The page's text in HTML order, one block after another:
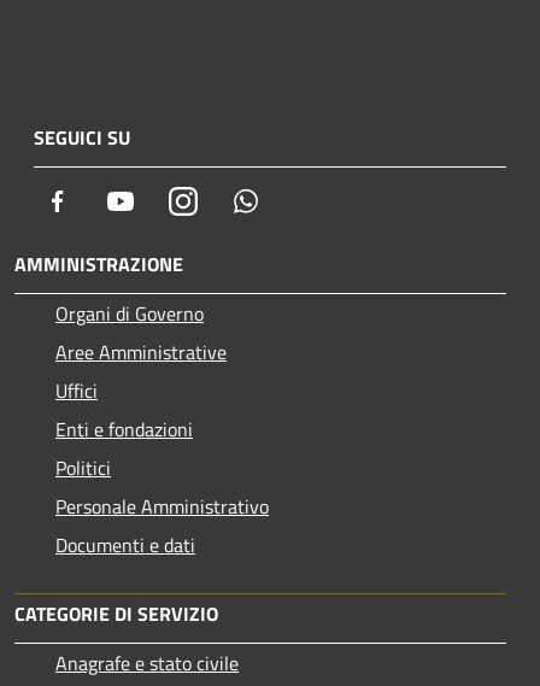
SEGUICI SU
Facebook YoutubeInstagram
AMMINISTRAZIONE
Organi di Governo
Aree Amministrative
Uffici
Enti e fondazioni
Politici
Personale Amministrativo
Documenti e dati
CATEGORIE DI SERVIZIO
Anagrafe e stato civile